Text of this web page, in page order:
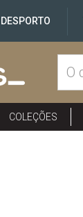
DESPORTO
COLEÇÕES